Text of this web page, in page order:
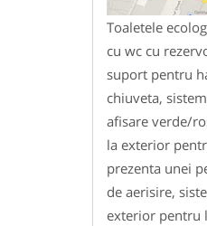
Toaletele
cu wc cu
suport pentru
chiuveta,
afisare verde/
la exterior
prezenta unei
de aerisire,
exterior pentru